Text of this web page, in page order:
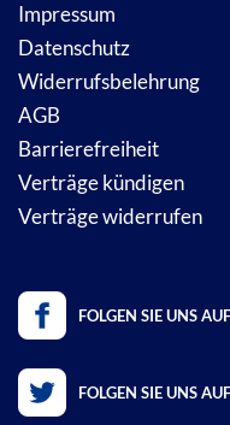
Impressum
Datenschutz
Widerrufsbelehrung
AGB
Barrierefreiheit
Verträge kündigen
Verträge widerrufen
FOLGEN SIE UNS
FOLGEN SIE UNS